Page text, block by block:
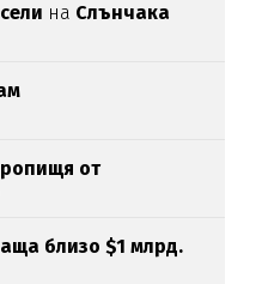
на Слънчака
от
близо $1 млрд.